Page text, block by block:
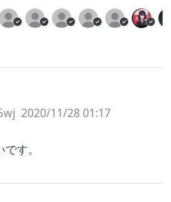
2020/11/28 01:17
す。